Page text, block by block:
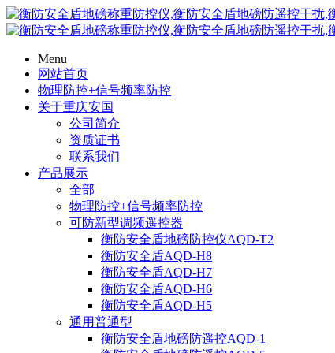
Menu
网站首页
物理防控+信号频率防控
关于重庆安国
公司简介
资质证书
联系我们
产品展示
全部
物理防控+信号频率防控
可防新型调频遥控器
衡防安全盾地磅防控仪AQD-T2
衡防安全盾AQD-H8
衡防安全盾AQD-H7
衡防安全盾AQD-H6
衡防安全盾AQD-H5
通用普通型
衡防安全盾地磅防遥控AQD-1